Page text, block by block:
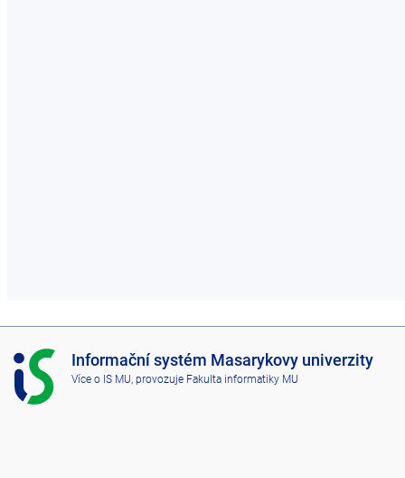
I
S
M
Informační systém Masarykovy univerzity
Více o IS MU , provozuje Fakulta informatiky MU